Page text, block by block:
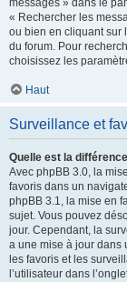
messages » dans le
« Rechercher les
ou bien en cliquant sur
du forum. Pour
choisissez les
Haut
Surveillance et
Quelle est la
Avec phpBB 3.0, la
favoris dans un
phpBB 3.1, la mise en
sujet. Vous pouvez
jour. Cependant, la
a une mise à jour dans
les favoris et les
l’utilisateur dans